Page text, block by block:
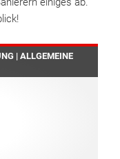
| ALLGEMEINE